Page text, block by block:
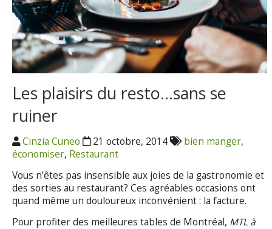
Les plaisirs du resto…sans se
ruiner
Cinzia Cuneo 21 octobre, 2014 bien manger,
économiser, Restaurant
Vous n’êtes pas insensible aux joies de la gastronomie et
des sorties au restaurant? Ces agréables occasions ont
quand même un douloureux inconvénient : la facture.
Pour profiter des meilleures tables de Montréal, MTL à